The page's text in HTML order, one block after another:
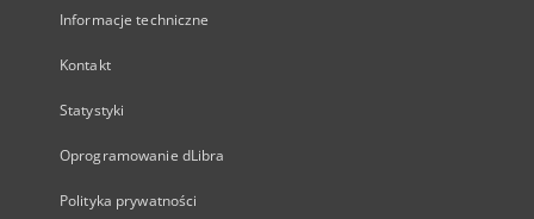
Informacje techniczne
Kontakt
Statystyki
Oprogramowanie dLibra
Polityka prywatności